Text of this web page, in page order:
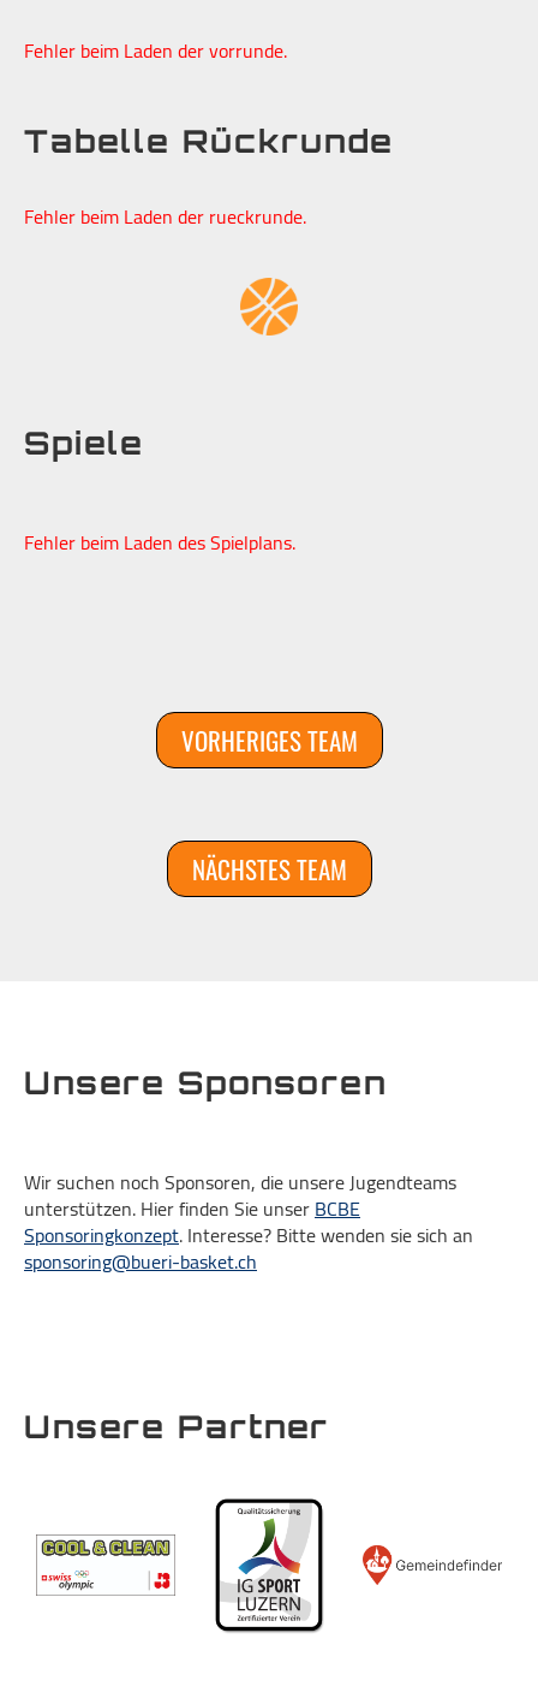
Fehler beim Laden der vorrunde.
Tabelle Rückrunde
Fehler beim Laden der rueckrunde.
Spiele
Fehler beim Laden des Spielplans.
VORHERIGES TEAM
NÄCHSTES TEAM
Unsere Sponsoren
Wir suchen noch Sponsoren, die unsere Jugendteams
unterstützen. Hier finden Sie unserBCBE
Sponsoringkonzept. Interesse? Bitte wenden sie sich an
sponsoring@bueri-basket.ch
Unsere Partner